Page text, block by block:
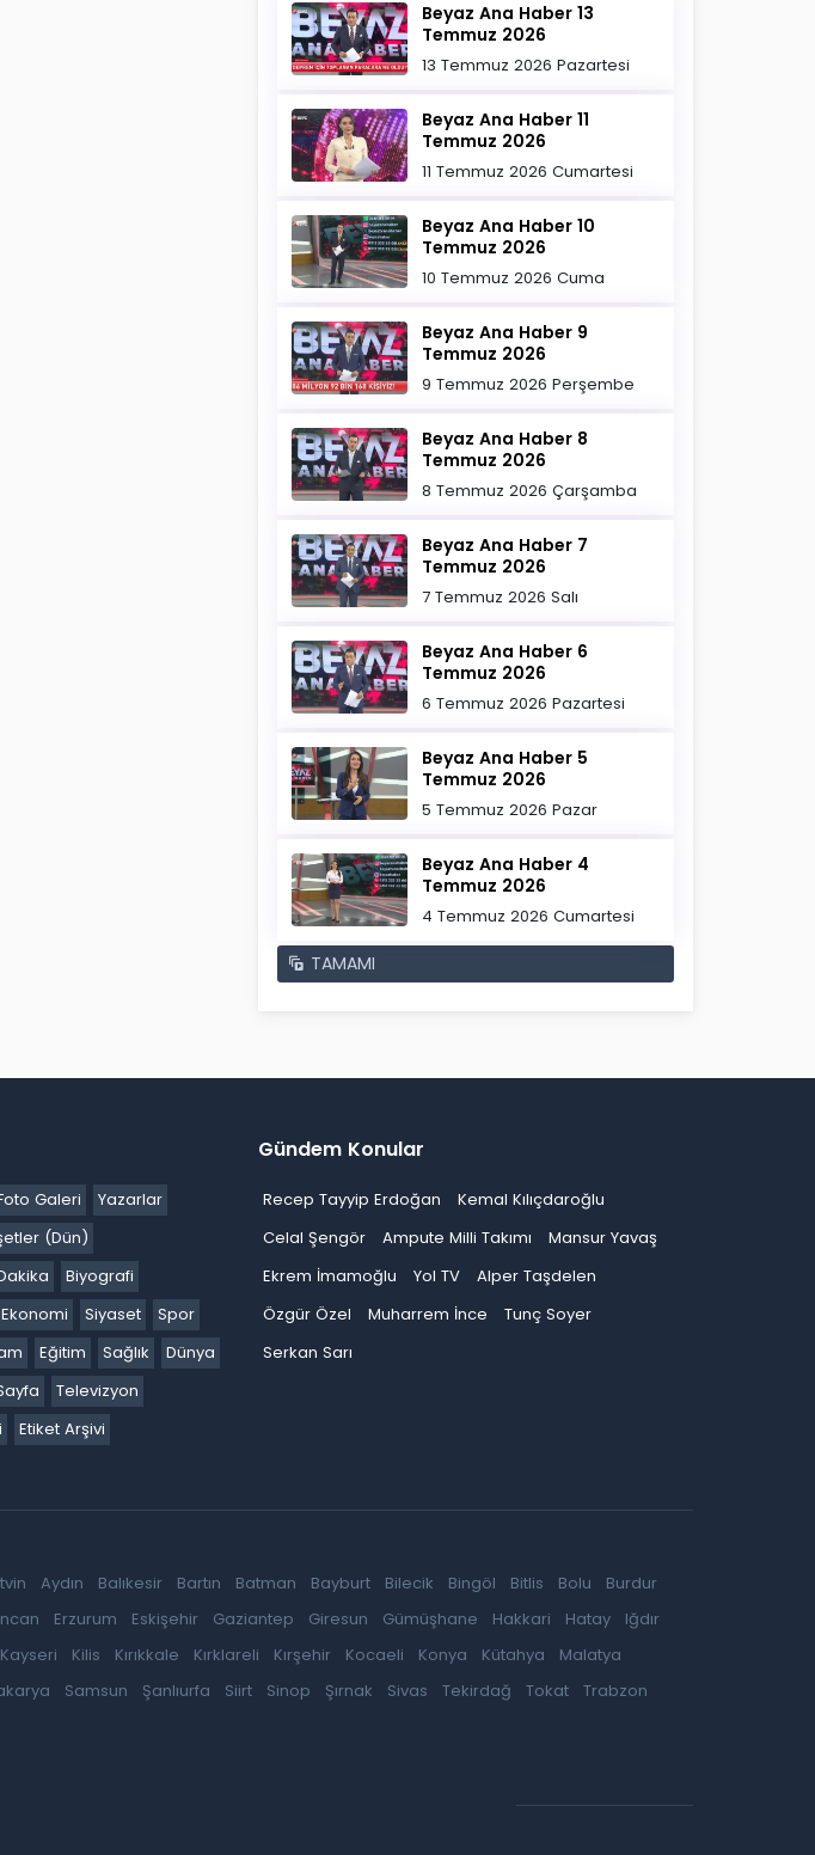
Beyaz Ana Haber 13
Temmuz 2026
13 Temmuz 2026 Pazartesi
Beyaz Ana Haber 11
Temmuz 2026
11 Temmuz 2026 Cumartesi
Beyaz Ana Haber 10
Temmuz 2026
10 Temmuz 2026 Cuma
Beyaz Ana Haber 9
Temmuz 2026
9 Temmuz 2026 Perşembe
Beyaz Ana Haber 8
Temmuz 2026
8 Temmuz 2026 Çarşamba
Beyaz Ana Haber 7
Temmuz 2026
7 Temmuz 2026 Salı
Beyaz Ana Haber 6
Temmuz 2026
6 Temmuz 2026 Pazartesi
Beyaz Ana Haber 5
Temmuz 2026
5 Temmuz 2026 Pazar
Beyaz Ana Haber 4
Temmuz 2026
4 Temmuz 2026 Cumartesi
TAMAMI
Galeri
Yazarlar
(Dün)
Biyografi
Ekonomi Siyaset
Spor
Eğitim Sağlık
Dünya
Televizyon
Etiket Arşivi
Gündem Konular
Recep Tayyip Erdoğan
Kemal Kılıçdaroğlu
Celal Şengör
Ampute Milli Takımı
Mansur Yavaş
Ekrem İmamoğlu
Yol TV
Alper Taşdelen
Özgür Özel
Muharrem İnce
Tunç Soyer
Serkan Sarı
Aydın Balıkesir Bartın Batman Bayburt Bilecik Bingöl Bitlis Bolu
Burdur
Erzurum Eskişehir Gaziantep Giresun Gümüşhane Hakkari Hatay
Iğdır
Kayseri Kilis Kırıkkale Kırklareli Kırşehir Kocaeli Konya Kütahya
Malatya
Samsun Şanlıurfa Siirt Sinop Şırnak Sivas Tekirdağ Tokat
Trabzon